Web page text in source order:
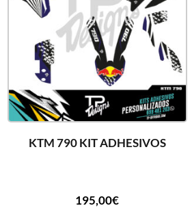
KTM 790 KIT ADHESIVOS
195,00€